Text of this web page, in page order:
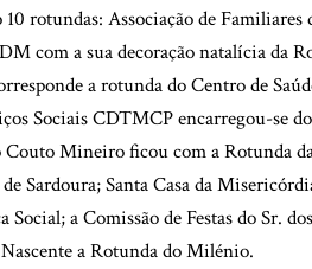
10 rotundas: Associação de
com a sua decoração natalícia da
a rotunda do Centro de
Sociais CDTMCP encarregou-se
Mineiro ficou com a Rotunda
Sardoura; Santa Casa da
Social; a Comissão de Festas do Sr.
a Rotunda do Milénio.